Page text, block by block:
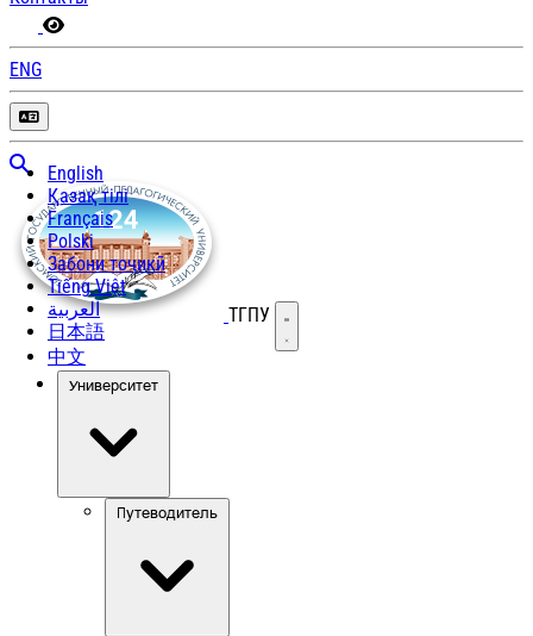
ENG
English
Қазақ тілі
Français
Polski
Забони тоҷикӣ
Tiếng Việt
العربية
日本語
中文
ТГПУ Открыть меню
Университет
Путеводитель